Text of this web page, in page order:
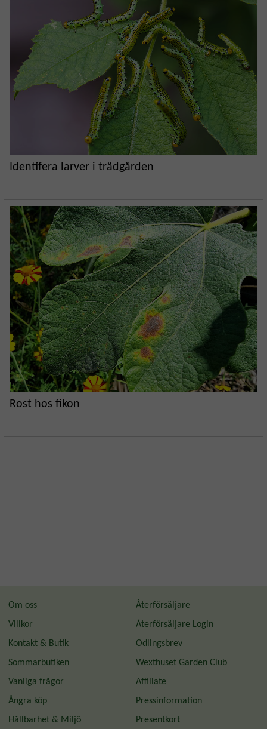
Identifera larver i trädgården
Rost hos fikon
Om oss
Villkor
Kontakt & Butik
Sommarbutiken
Vanliga frågor
Ångra köp
Hållbarhet & Miljö
Återförsäljare
Återförsäljare Login
Odlingsbrev
Wexthuset Garden Club
Affiliate
Pressinformation
Presentkort